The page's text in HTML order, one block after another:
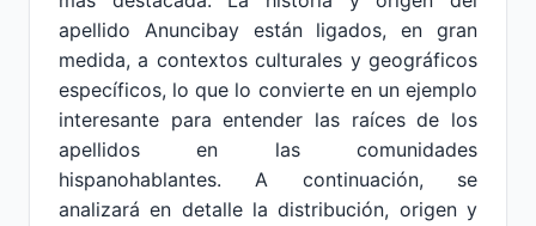
apellido Anuncibay están ligados, en gran
medida, a contextos culturales y geográficos
específicos, lo que lo convierte en un ejemplo
interesante para entender las raíces de los
apellidos en las comunidades
hispanohablantes. A continuación, se
analizará en detalle la distribución, origen y